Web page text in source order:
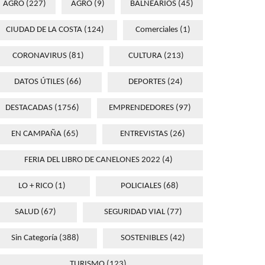
AGRO (227) AGRO (9) BALNEARIOS(45)
CIUDAD DE LA COSTA (124) Comerciales(1)
CORONAVIRUS (81) CULTURA(213)
DATOS ÚTILES(66) DEPORTES(24)
DESTACADAS (1756) EMPRENDEDORES (97)
EN CAMPAÑA (65) ENTREVISTAS (26)
FERIA DEL LIBRO DE CANELONES 2022 (4)
LO + RICO(1) POLICIALES(68)
SALUD(67) SEGURIDAD VIAL(77)
Sin Categoría (388) SOSTENIBLES (42)